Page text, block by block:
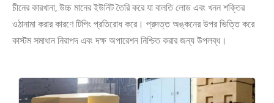
চীনের কারখানা, উচ্চ মানের ইউনিট তৈরি করে যা বালতি লোড এবং খনন শক্তির
ওঠানামা করার কারণে টিপিং প্রতিরোধ করে। প্রদত্ত অঙ্কনের উপর ভিত্তি করে
কাস্টম সমাধান নিরাপদ এবং দক্ষ অপারেশন নিশ্চিত করার জন্য উপলব্ধ।